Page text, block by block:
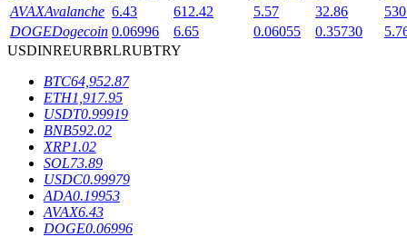
Blokady BTR
Ekskluzywne inwestycje dla posiadaczy BTR
AVAXAvalanche 6.43 612.42 5.57 32.86
DOGEDogecoin 0.06996 6.65 0.06055 0.35730
USDINREURBRLRUBTRY
BTC64,952.87
ETH1,917.95
USDT0.99919
BNB592.02
XRP1.02
SOL73.89
USDC0.99979
ADA0.19953
AVAX6.43
DOGE0.06996